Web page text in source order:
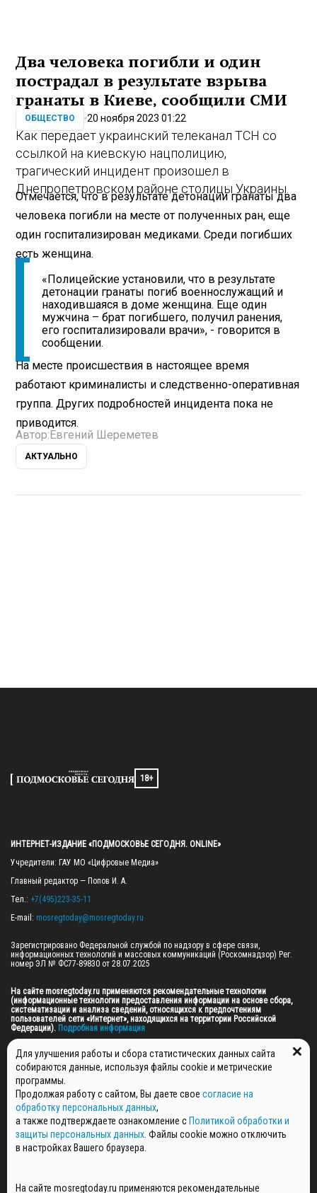
Два человека погибли и один
пострадал в результате взрыва
гранаты в Киеве, сообщили СМИ
ОБЩЕСТВО 20 ноября 2023 01:22
Как передает украинский телеканал ТСН со
ссылкой на киевскую нацполицию,
трагический инцидент произошел в
Днепропетровском районе столицы Украины.
Отмечается, что в результате детонации гранаты два
человека погибли на месте от полученных ран, еще
один госпитализирован медиками. Среди погибших
есть женщина.
«Полицейские установили, что в результате
детонации гранаты погиб военнослужащий и
находившаяся в доме женщина. Еще один
мужчина – брат погибшего, получил ранения,
его госпитализировали врачи», - говорится в
сообщении.
На месте происшествия в настоящее время
работают криминалисты и следственно-оперативная
группа. Других подробностей инцидента пока не
приводится.
Автор:Евгений Шереметев
АКТУАЛЬНО
18+
ИНТЕРНЕТ-ИЗДАНИЕ «ПОДМОСКОВЬЕ СЕГОДНЯ. ONLINE»
Учредители: ГАУ МО «Цифровые Медиа»
Главный редактор — Попов И. А.
Тел.: +7(495)223-35-11
E-mail: mosregtoday@mosregtoday.ru
Зарегистрировано Федеральной службой по надзору в сфере связи,
информационных технологий и массовых коммуникаций (Роскомнадзор) Рег.
номер ЭЛ № ФС77-89830 от 28.07.2025
На сайте mosregtoday.ru применяются рекомендательные технологии
(информационные технологии предоставления информации на основе сбора,
систематизации и анализа сведений, относящихся к предпочтениям
пользователей сети «Интернет», находящихся на территории Российской
Федерации). Подробная информация
© 2026 ПРАВА НА ВСЕ МАТЕРИАЛЫ САЙТА ПРИНАДЛЕЖАТ ГАУ МО "ЦИФРОВЫЕ
МЕДИА" (ОГРН: 1255000059467).
ПОЛИТИКА ОБРАБОТКИ И ЗАЩИТЫ ПЕРСОНАЛЬНЫХ ДАННЫХ
НОВОСТИ
ГАЗЕТЫ
РЕКЛАМОДАТЕЛЯМ
СПЕЦПРОЕКТЫ
Для улучшения работы и сбора статистических данных сайта
собираются данные, используя файлы cookie и метрические
программы.
Продолжая работу с сайтом, Вы даете свое согласие на
обработку персональных данных,
а также подтверждаете ознакомление с Политикой обработки и
защиты персональных данных . Файлы cookie можно отключить
в настройках Вашего браузера.
На сайте mosregtoday.ru применяются рекомендательные